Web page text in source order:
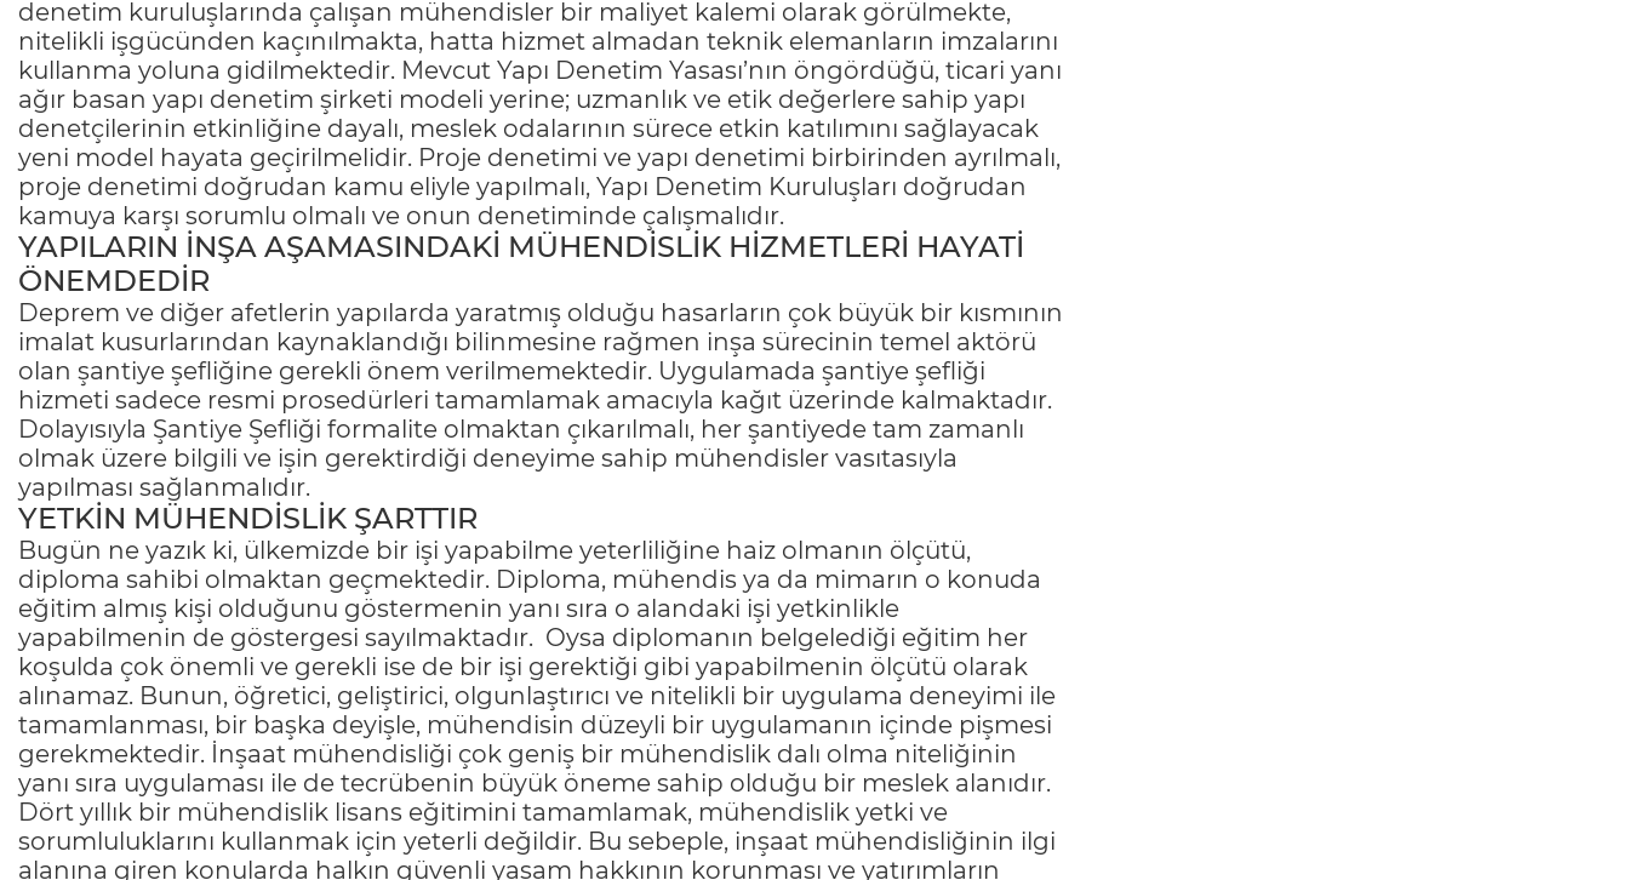
denetim kuruluşlarında çalışan mühendisler bir maliyet kalemi olarak görülmekte,
nitelikli işgücünden kaçınılmakta, hatta hizmet almadan teknik elemanların imzalarını
kullanma yoluna gidilmektedir. Mevcut Yapı Denetim Yasası’nın öngördüğü, ticari yanı
ağır basan yapı denetim şirketi modeli yerine; uzmanlık ve etik değerlere sahip yapı
denetçilerinin etkinliğine dayalı, meslek odalarının sürece etkin katılımını sağlayacak
yeni model hayata geçirilmelidir. Proje denetimi ve yapı denetimi birbirinden ayrılmalı,
proje denetimi doğrudan kamu eliyle yapılmalı, Yapı Denetim Kuruluşları doğrudan
kamuya karşı sorumlu olmalı ve onun denetiminde çalışmalıdır.
YAPILARIN İNŞA AŞAMASINDAKİ MÜHENDİSLİK HİZMETLERİ HAYATİ
ÖNEMDEDİR
Deprem ve diğer afetlerin yapılarda yaratmış olduğu hasarların çok büyük bir kısmının
imalat kusurlarından kaynaklandığı bilinmesine rağmen inşa sürecinin temel aktörü
olan şantiye şefliğine gerekli önem verilmemektedir. Uygulamada şantiye şefliği
hizmeti sadece resmi prosedürleri tamamlamak amacıyla kağıt üzerinde kalmaktadır.
Dolayısıyla Şantiye Şefliği formalite olmaktan çıkarılmalı, her şantiyede tam zamanlı
olmak üzere bilgili ve işin gerektirdiği deneyime sahip mühendisler vasıtasıyla
yapılması sağlanmalıdır.
YETKİN MÜHENDİSLİK ŞARTTIR
Bugün ne yazık ki, ülkemizde bir işi yapabilme yeterliliğine haiz olmanın ölçütü,
diploma sahibi olmaktan geçmektedir. Diploma, mühendis ya da mimarın o konuda
eğitim almış kişi olduğunu göstermenin yanı sıra o alandaki işi yetkinlikle
yapabilmenin de göstergesi sayılmaktadır. Oysa diplomanın belgelediği eğitim her
koşulda çok önemli ve gerekli ise de bir işi gerektiği gibi yapabilmenin ölçütü olarak
alınamaz. Bunun, öğretici, geliştirici, olgunlaştırıcı ve nitelikli bir uygulama deneyimi ile
tamamlanması, bir başka deyişle, mühendisin düzeyli bir uygulamanın içinde pişmesi
gerekmektedir. İnşaat mühendisliği çok geniş bir mühendislik dalı olma niteliğinin
yanı sıra uygulaması ile de tecrübenin büyük öneme sahip olduğu bir meslek alanıdır.
Dört yıllık bir mühendislik lisans eğitimini tamamlamak, mühendislik yetki ve
sorumluluklarını kullanmak için yeterli değildir. Bu sebeple, inşaat mühendisliğinin ilgi
alanına giren konularda halkın güvenli yaşam hakkının korunması ve yatırımların